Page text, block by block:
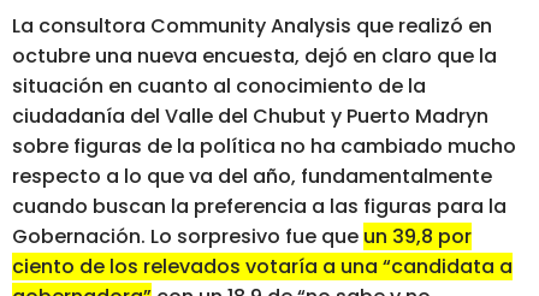
La consultora Community Analysis que realizó en
octubre una nueva encuesta, dejó en claro que la
situación en cuanto al conocimiento de la
ciudadanía del Valle del Chubut y Puerto Madryn
sobre figuras de la política no ha cambiado mucho
respecto a lo que va del año, fundamentalmente
cuando buscan la preferencia a las figuras para la
Gobernación. Lo sorpresivo fue que un 39,8 por
ciento de los relevados votaría a una “candidata a